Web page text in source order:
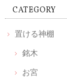
中のお塩がきちん
CATEGORY
置ける神棚
銘木
お宮